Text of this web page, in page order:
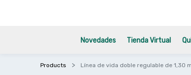
Novedades Tienda Virtual
Products Línea de vida doble regulable de 1,30